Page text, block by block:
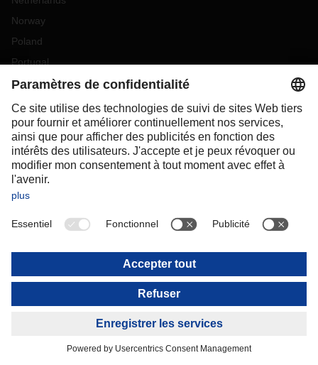
Norway
Poland
Portugal
Romania
Slovakia
Spain
Sweden
Switzerland(DE FR)
Turkey
OCEANIA